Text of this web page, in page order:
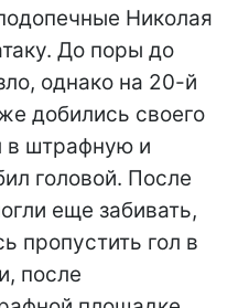
Николая
До поры до
однако на 20-й
добились своего
в штрафную и
головой. После
еще забивать,
пропустить гол в
после